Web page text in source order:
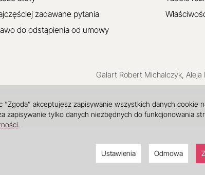
zadawane pytania
do odstąpienia od umowy
Galart Robert Michalczyk Aleja
“Zgoda” akceptujesz zapisywanie wszystkich danych cookie
zapisywanie tylko danych niezbędnych do funkcjonowania
.
Ustawienia Odmowa